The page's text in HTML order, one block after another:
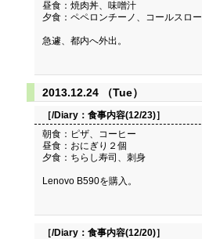
昼食：焼肉丼、味噌汁
夕食：ペペロンチーノ、コールスロー
急遽、都内へ外出。
2013.12.24 （Tue）
［/Diary： 食事内容(12/23)］
朝食：ピザ、コーヒー
昼食：おにぎり２個
夕食：ちらし寿司、刺身
Lenovo B590を購入。
［/Diary： 食事内容(12/20)］